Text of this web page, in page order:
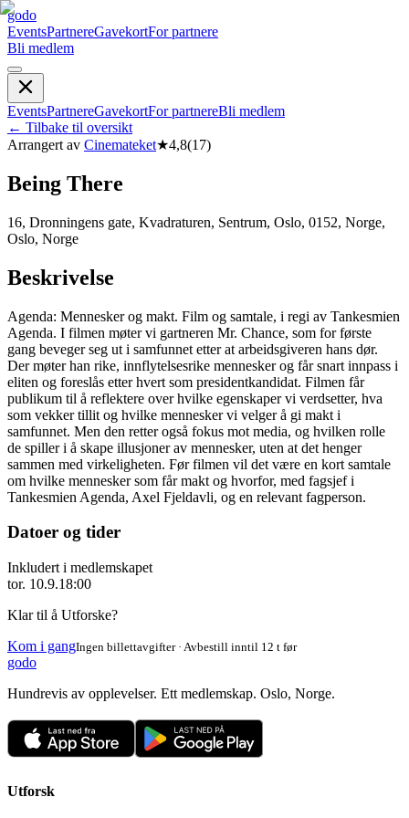
godo
EventsPartnereGavekortFor partnere
Bli medlem
EventsPartnereGavekortFor partnereBli medlem
← Tilbake til oversikt
Arrangert av Cinemateket★4,8(17)
Being There
16, Dronningens gate, Kvadraturen, Sentrum, Oslo, 0152, Norge,
Oslo, Norge
Beskrivelse
Agenda: Mennesker og makt. Film og samtale, i regi av Tankesmien
Agenda. I filmen møter vi gartneren Mr. Chance, som for første
gang beveger seg ut i samfunnet etter at arbeidsgiveren hans dør.
Der møter han rike, innflytelsesrike mennesker og får snart innpass i
eliten og foreslås etter hvert som presidentkandidat. Filmen får
publikum til å reflektere over hvilke egenskaper vi verdsetter, hva
som vekker tillit og hvilke mennesker vi velger å gi makt i
samfunnet. Men den retter også fokus mot media, og hvilken rolle
de spiller i å skape illusjoner av mennesker, uten at det henger
sammen med virkeligheten. Før filmen vil det være en kort samtale
om hvilke mennesker som får makt og hvorfor, med fagsjef i
Tankesmien Agenda, Axel Fjeldavli, og en relevant fagperson.
Datoer og tider
Inkludert i medlemskapet
tor. 10.9.18:00
Klar til å Utforske?
Kom i gangIngen billettavgifter · Avbestill inntil 12 t før
godo
Hundrevis av opplevelser. Ett medlemskap. Oslo, Norge.
Utforsk